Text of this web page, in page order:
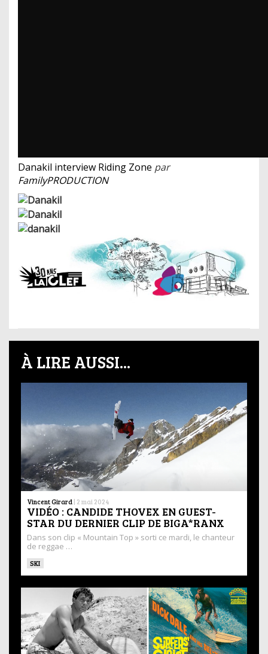
Danakil interview Riding Zone par
FamilyPRODUCTION
À LIRE AUSSI...
Vincent Girard | 2 mai 2024
VIDÉO : CANDIDE THOVEX EN GUEST-
STAR DU DERNIER CLIP DE BIGA*RANX
Dans son clip « Mountain Top » sorti ce mardi, le chanteur
de reggae …
SKI